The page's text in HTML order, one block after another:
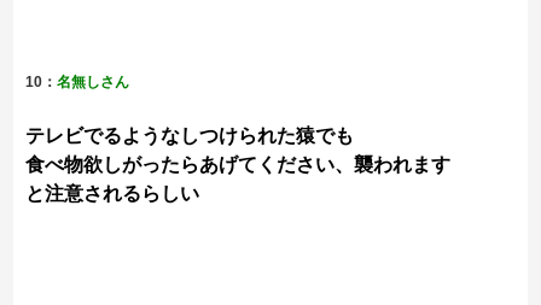
10：名無しさん
テレビでるようなしつけられた猿でも
食べ物欲しがったらあげてください、襲われます
と注意されるらしい